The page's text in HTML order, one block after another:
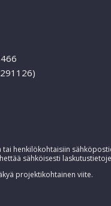
tai henkilökohtaisiin
sähköisesti
projektikohtainen viite.